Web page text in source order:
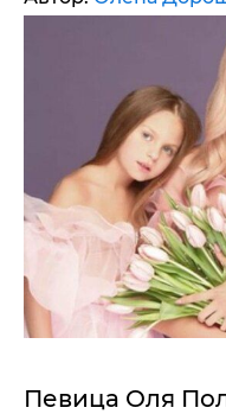
Певица Оля